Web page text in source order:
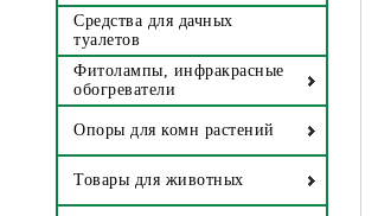
Средства для дачных
туалетов
Фитолампы, инфракрасные
обогреватели
Опоры для комн растений
Товары для животных